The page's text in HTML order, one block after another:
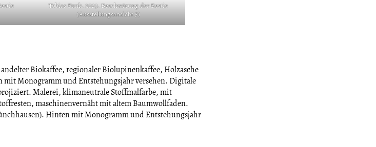
Tobias Funk. 2023. Beschwörung der Bestie
(Ausstellungsansicht 5)
Biokaffee, regionaler Biolupinenkaffee, Holzasche
mit Monogramm und Entstehungsjahr versehen. Digitale
Malerei, klimaneutrale Stoffmalfarbe, mit
maschinenvernäht mit altem Baumwollfaden.
Hinten mit Monogramm und Entstehungsjahr